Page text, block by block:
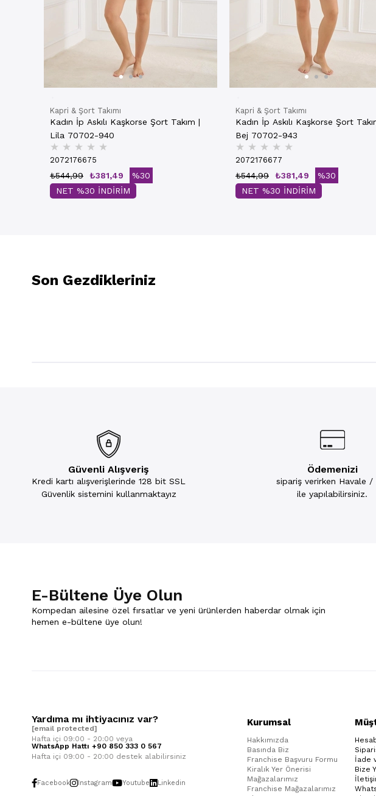
Kapri & Şort Takımı
Kadın İp Askılı Kaşkorse Şort Takım |
Lila 70702-940
★ ★ ★ ★ ★
2072176675
₺381,49
₺544,99
%30
NET %30 İNDİRİM
Kapri & Şort Takımı
Kadın İp Askılı Kaşkorse Şort
Bej 70702-943
★ ★ ★ ★ ★
2072176677
₺381,49
₺544,99
%30
NET %30 İNDİRİM
Son Gezdikleriniz
Güvenli Alışveriş
Kredi kartı alışverişlerinde 128 bit SSL
Güvenlik sistemini kullanmaktayız
Ödemenizi
sipariş verirken Havale
ile yapılabilirsiniz.
E-Bültene Üye Olun
Kompedan ailesine özel fırsatlar ve yeni ürünlerden haberdar olmak için
hemen e-bültene üye olun!
Yardıma mı ihtiyacınız var?
[email protected]
Hafta içi 09:00 - 20:00 veya
WhatsApp Hattı +90 850 333 0 567
Hafta içi 09:00 - 20:00 destek alabilirsiniz
Facebook Instagram Youtube Linkedin
Kurumsal
Hakkımızda
Basında Biz
Franchise Başvuru Formu
Kiralık Yer Önerisi
Mağazalarımız
Franchise Mağazalarımız
İade
Bize